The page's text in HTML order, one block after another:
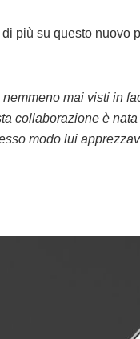
più su questo nuovo
nemmeno mai visti in
collaborazione è
modo lui